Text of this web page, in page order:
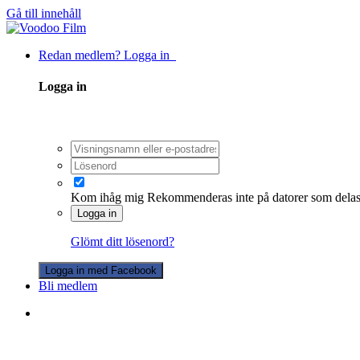
Gå till innehåll
Redan medlem? Logga in
Logga in
Kom ihåg mig Rekommenderas inte på datorer som
Logga in
Glömt ditt lösenord?
Logga in med Facebook
Bli medlem